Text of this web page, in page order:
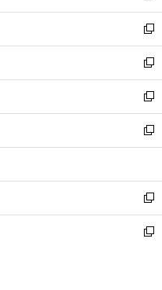
開
く
ウ
で
開
く
ン
ド
ウ
で
開
く
ウ
ィ
ン
ド
ウ
で
開
く
し
い
ウ
ィ
ン
ド
ウ
で
開
新
し
い
ウ
ィ
ン
ド
ウ
開
く
新
し
い
ウ
ィ
ン
ウ
で
開
く
新
し
い
ウ
ン
ド
ウ
で
新
し
ウ
ィ
ン
ド
新
し
い
新